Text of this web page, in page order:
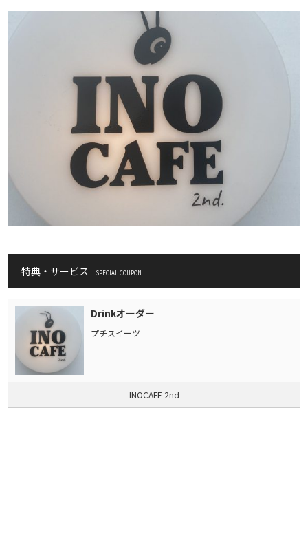
特典・サービス SPECIAL COUPON
Drinkオーダー
プチスイーツ
INOCAFE 2nd